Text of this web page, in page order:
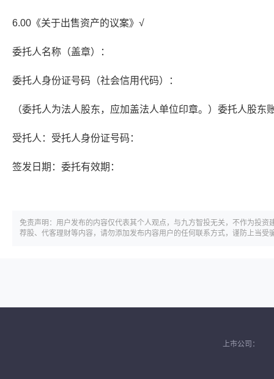
6.00《关于出售资产的议案》√
委托人名称（盖章）：
委托人身份证号码（社会信用代码）：
（委托人为法人股东，应加盖法人单位印章。）委托人股东
受托人：受托人身份证号码：
签发日期：委托有效期：
免责声明：用户发布的内容仅代表其个人观点，与九方智投无关，不作为投
荐股、代客理财等内容，请勿添加发布内容用户的任何联系方式，谨防上当受
上市公司：